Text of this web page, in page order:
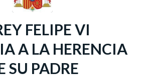
FELIPE VI
A LA HERENCIA
SU PADRE